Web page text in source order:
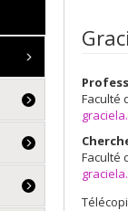
Faculté
Faculté